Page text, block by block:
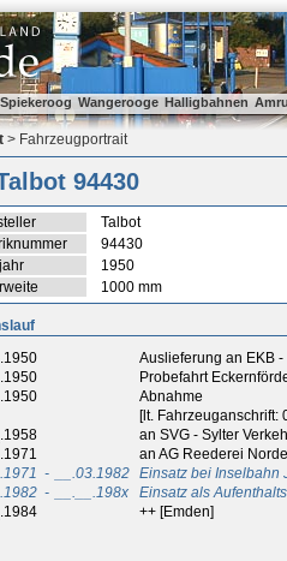
Spiekeroog Wangerooge Halligbahnen
> Fahrzeugportrait
94430
Talbot
94430
1950
1000 mm
Auslieferung an EKB
Probefahrt
Abnahme
[lt. Fahrzeuganschrift:
an SVG - Sylter
an AG Reederei
- __.03.1982 Einsatz bei Inselbahn
- __.__.198x
Einsatz als
++ [Emden]